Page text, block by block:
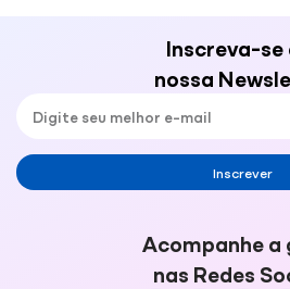
Inscreva-se
nossa
Inscrever
Acompanhe a
nas Redes